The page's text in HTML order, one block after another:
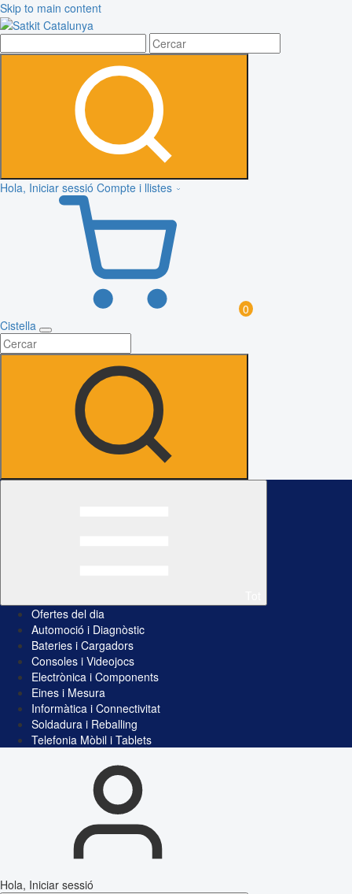
Skip to main content
Hola, Iniciar sessió Compte i llistes
0
Cistella
Ofertes del dia
Automoció i Diagnòstic
Bateries i Cargadors
Consoles i Videojocs
Electrònica i Components
Eines i Mesura
Informàtica i Connectivitat
Soldadura i Reballing
Telefonia Mòbil i Tablets
Hola, Iniciar sessió